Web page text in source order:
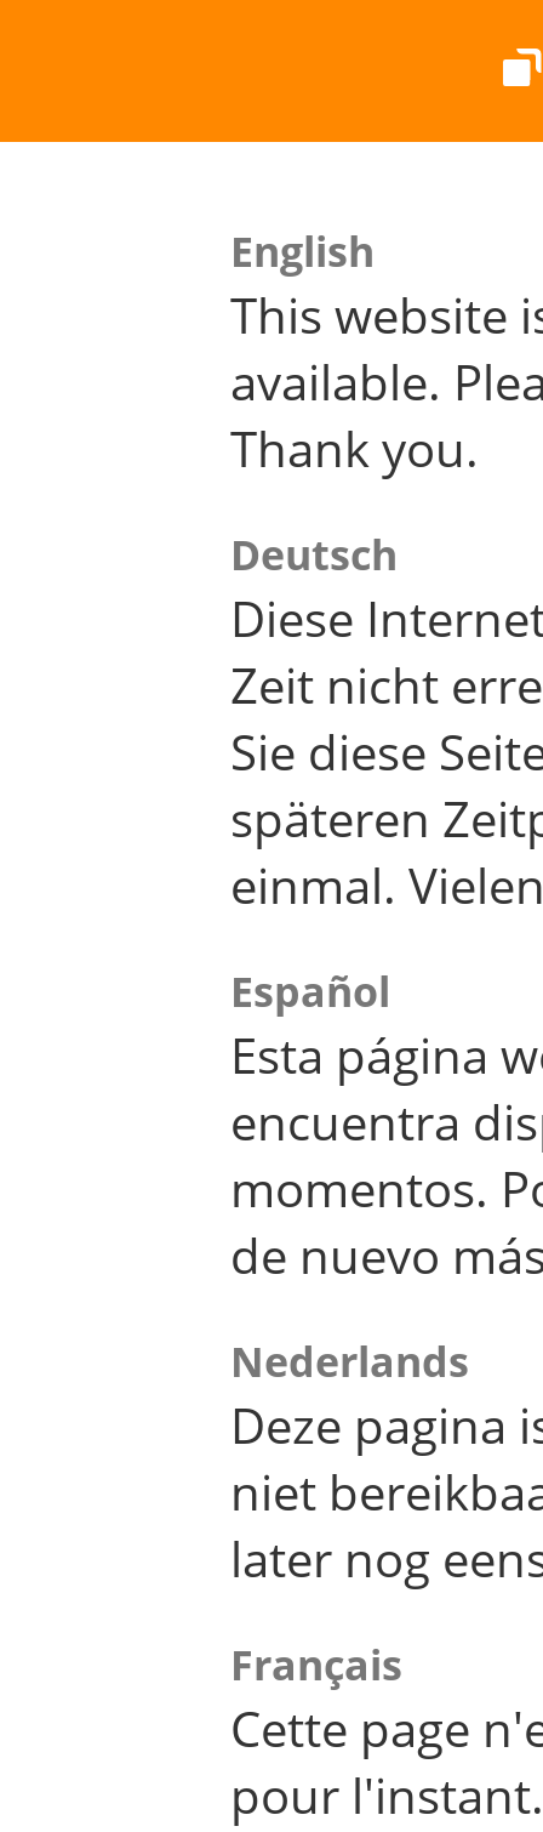
English
This website
available.
Thank you.
Deutsch
Diese
Zeit nicht
Sie diese
späteren
einmal.
Español
Esta página
encuentra
momentos.
de nuevo
Nederlands
Deze pagina
niet
later nog
Français
Cette page
pour